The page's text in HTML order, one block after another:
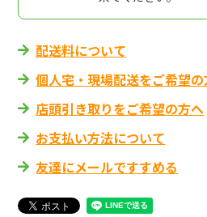
配送料について
個人宅・現場配送をご希望
店頭引き取りをご希望の方へ
お支払い方法について
友達にメールですすめる